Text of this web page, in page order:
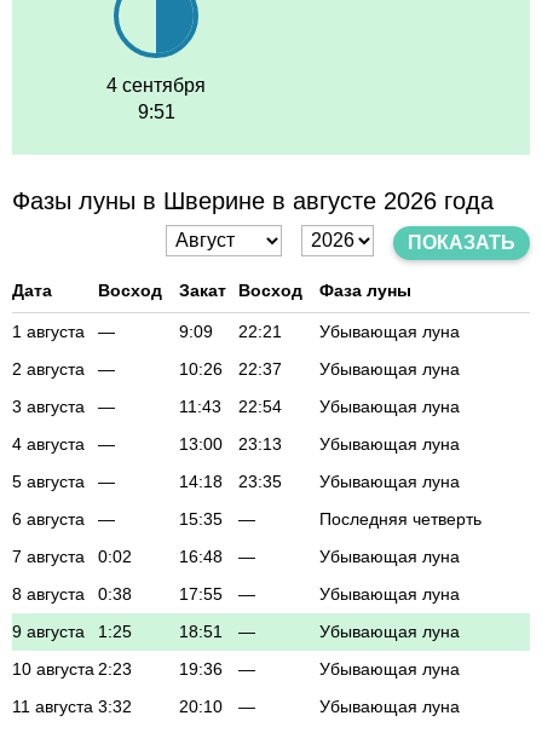
4 сентября
9:51
Фазы луны в Шверине в августе 2026 года
ПОКАЗАТЬ
Дата Восход Закат Восход Фаза луны
1 августа — 9:09 22:21
Убывающая луна
2 августа
— 10:26 22:37
Убывающая луна
3 августа
— 11:43 22:54
Убывающая луна
4 августа
— 13:00 23:13
Убывающая луна
5 августа
— 14:18 23:35
Убывающая луна
6 августа
— 15:35 —
Последняя четверть
7 августа
0:02 16:48 —
Убывающая луна
8 августа
0:38 17:55 —
Убывающая луна
9 августа
1:25 18:51 —
Убывающая луна
10 августа 2:23 19:36 —
Убывающая луна
11 августа 3:32 20:10 —
Убывающая луна